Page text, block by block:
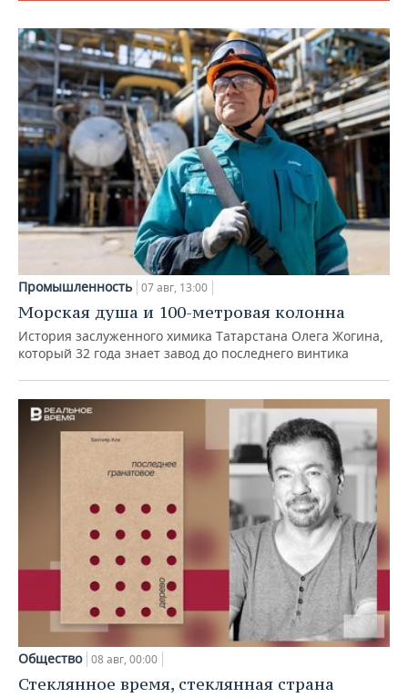
Промышленность 07 авг, 13:00
Морская душа и 100-метровая колонна
История заслуженного химика Татарстана Олега Жогина,
который 32 года знает завод до последнего винтика
Общество 08 авг, 00:00
Стеклянное время, стеклянная страна